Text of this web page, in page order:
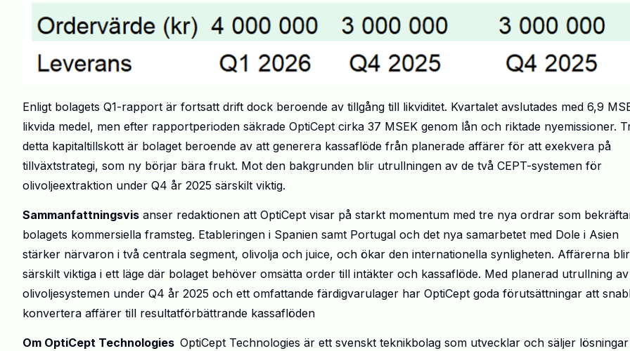
Enligt bolagets Q1-rapport är fortsatt drift dock beroende av tillgång till likviditet. Kvartalet avslutades med 6,9
likvida medel, men efter rapportperioden säkrade OptiCept cirka 37 MSEK genom lån och riktade nyemissioner.
detta kapitaltillskott är bolaget beroende av att generera kassaflöde från planerade affärer för att exekvera på
tillväxtstrategi, som ny börjar bära frukt. Mot den bakgrunden blir utrullningen av de två CEPT-systemen för
olivoljeextraktion under Q4 år 2025 särskilt viktig.
Sammanfattningsvis anser redaktionen att OptiCept visar på starkt momentum med tre nya ordrar som
bolagets kommersiella framsteg. Etableringen i Spanien samt Portugal och det nya samarbetet med Dole i Asien
stärker närvaron i två centrala segment, olivolja och juice, och ökar den internationella synligheten. Affärerna blir
särskilt viktiga i ett läge där bolaget behöver omsätta order till intäkter och kassaflöde. Med planerad utrullning av
olivoljesystemen under Q4 år 2025 och ett omfattande färdigvarulager har OptiCept goda förutsättningar att
konvertera affärer till resultatförbättrande kassaflöden
Om OptiCept Technologies OptiCept Technologies är ett svenskt teknikbolag som utvecklar och säljer lösningar